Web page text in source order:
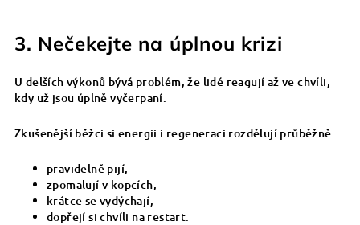
3. Nečekejte na úplnou krizi
U delších výkonů bývá problém, že lidé reagují až ve chvíli,
kdy už jsou úplně vyčerpaní.
Zkušenější běžci si energii i regeneraci rozdělují průběžně:
pravidelně pijí,
zpomalují v kopcích,
krátce se vydýchají,
dopřejí si chvíli na restart.